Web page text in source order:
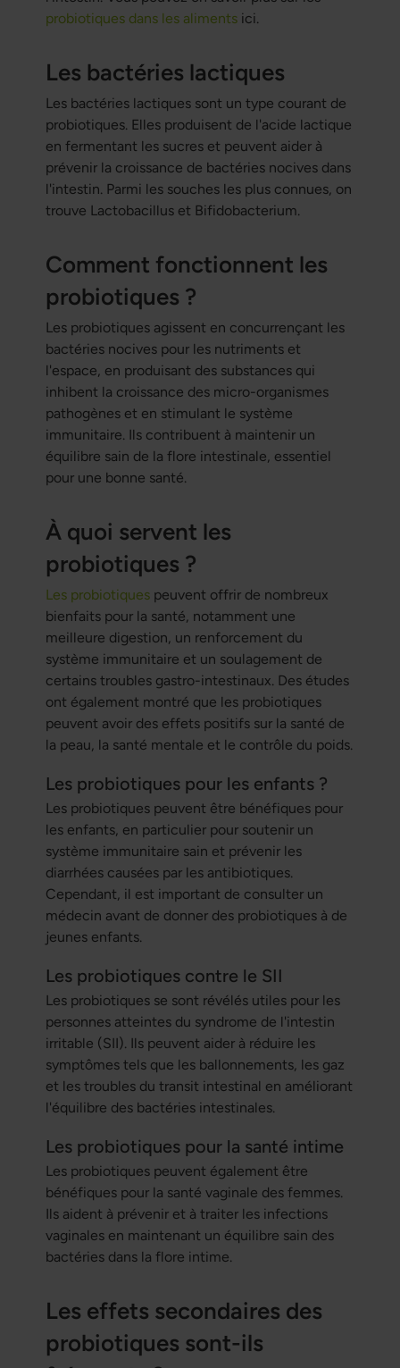
probiotiques dans les alimentsici.
Les bactéries lactiques
Les bactéries lactiques sont un type courant de
probiotiques. Elles produisent de l'acide lactique
en fermentant les sucres et peuvent aider à
prévenir la croissance de bactéries nocives dans
l'intestin. Parmi les souches les plus connues, on
trouve Lactobacillus et Bifidobacterium.
Comment fonctionnent les
probiotiques ?
Les probiotiques agissent en concurrençant les
bactéries nocives pour les nutriments et
l'espace, en produisant des substances qui
inhibent la croissance des micro-organismes
pathogènes et en stimulant le système
immunitaire. Ils contribuent à maintenir un
équilibre sain de la flore intestinale, essentiel
pour une bonne santé.
À quoi servent les
probiotiques ?
Les probiotiquespeuvent offrir de nombreux
bienfaits pour la santé, notamment une
meilleure digestion, un renforcement du
système immunitaire et un soulagement de
certains troubles gastro-intestinaux. Des études
ont également montré que les probiotiques
peuvent avoir des effets positifs sur la santé de
la peau, la santé mentale et le contrôle du poids.
Les probiotiques pour les enfants ?
Les probiotiques peuvent être bénéfiques pour
les enfants, en particulier pour soutenir un
système immunitaire sain et prévenir les
diarrhées causées par les antibiotiques.
Cependant, il est important de consulter un
médecin avant de donner des probiotiques à de
jeunes enfants.
Les probiotiques contre le SII
Les probiotiques se sont révélés utiles pour les
personnes atteintes du syndrome de l'intestin
irritable (SII). Ils peuvent aider à réduire les
symptômes tels que les ballonnements, les gaz
et les troubles du transit intestinal en améliorant
l'équilibre des bactéries intestinales.
Les probiotiques pour la santé intime
Les probiotiques peuvent également être
bénéfiques pour la santé vaginale des femmes.
Ils aident à prévenir et à traiter les infections
vaginales en maintenant un équilibre sain des
bactéries dans la flore intime.
Les effets secondaires des
probiotiques sont-ils